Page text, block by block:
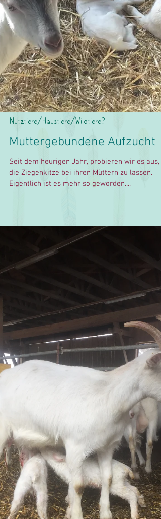
Muttergebundene Aufzucht
Seit dem heurigen Jahr, probieren wir es aus,
die Ziegenkitze bei ihren Müttern zu lassen.